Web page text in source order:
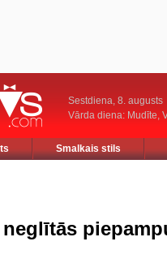
Sestdiena, 8. augusts
Vārda diena: Mudīte,
Smalkais stils